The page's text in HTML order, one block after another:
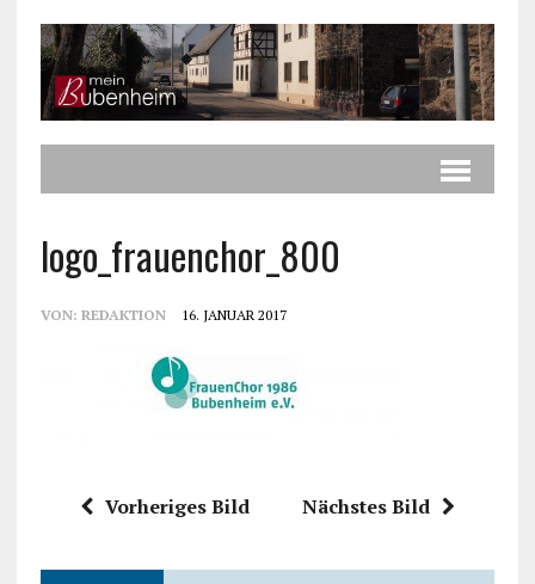
logo_frauenchor_800
VON: REDAKTION 16. JANUAR 2017
Vorheriges Bild Nächstes Bild